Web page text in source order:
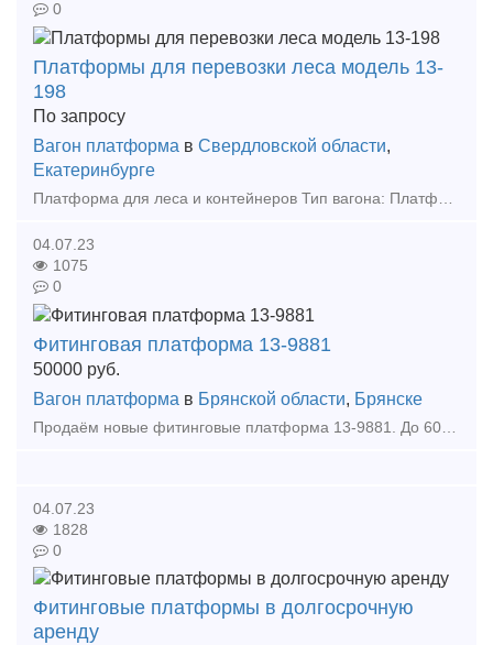
0
Платформы для перевозки леса модель 13-
198
По запросу
Вагон платформа в Свердловской области,
Екатеринбурге
04.07.23
1075
0
Фитинговая платформа 13-9881
50000 руб.
Вагон платформа в Брянской области, Брянске
04.07.23
1828
0
Фитинговые платформы в долгосрочную
аренду